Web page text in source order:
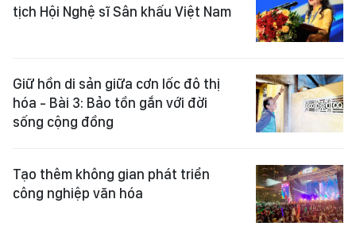
tịch Hội Nghệ sĩ Sân khấu Việt Nam
Giữ hồn di sản giữa cơn lốc đô thị
hóa - Bài 3: Bảo tồn gắn với đời
sống cộng đồng
Tạo thêm không gian phát triển
công nghiệp văn hóa